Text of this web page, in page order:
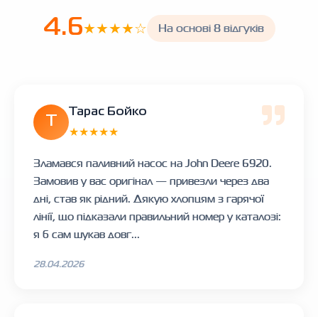
4.6★★★★☆ На основі 8 відгуків
Тарас Бойко
★★★★★
Зламався паливний насос на John Deere 6920.
Замовив у вас оригінал — привезли через два
дні, став як рідний. Дякую хлопцям з гарячої
лінії, що підказали правильний номер у каталозі:
я б сам шукав довг...
28.04.2026